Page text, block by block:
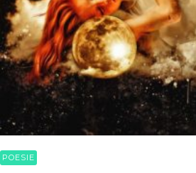
POESIE